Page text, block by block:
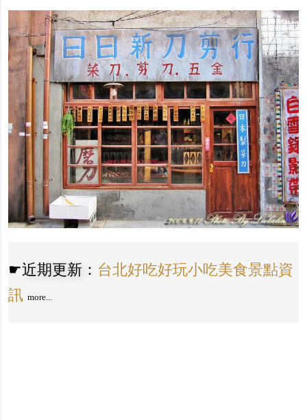
☛近期更新： 台北好吃好玩小吃美食景點資
訊 more...